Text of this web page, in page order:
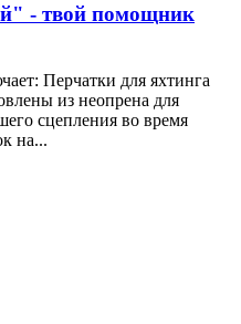
- твой помощник
Перчатки для яхтинга
из неопрена для
сцепления во время
на...